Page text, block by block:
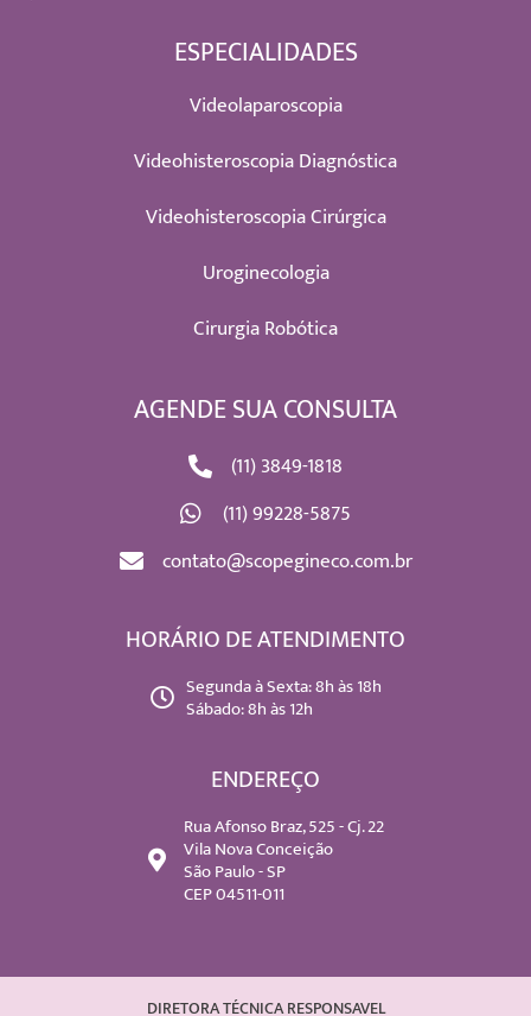
ESPECIALIDADES
Videolaparoscopia
Videohisteroscopia Diagnóstica
Videohisteroscopia Cirúrgica
Uroginecologia
Cirurgia Robótica
AGENDE SUA CONSULTA
(11) 3849-1818
(11) 99228-5875
contato@scopegineco.com.br
HORÁRIO DE ATENDIMENTO
Segunda à Sexta: 8h às 18h
Sábado: 8h às 12h
ENDEREÇO
Rua Afonso Braz, 525 - Cj. 22
Vila Nova Conceição
São Paulo - SP
CEP 04511-011
DIRETORA TÉCNICA RESPONSAVEL